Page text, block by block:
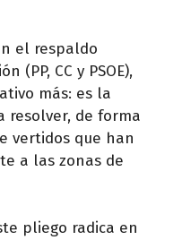
el respaldo
(PP, CC y PSOE),
más: es la
resolver, de forma
vertidos que han
a las zonas de
pliego radica en